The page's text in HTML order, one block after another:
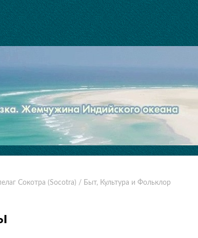
Сокотра (Socotra) / Быт, Культура и Фольклор